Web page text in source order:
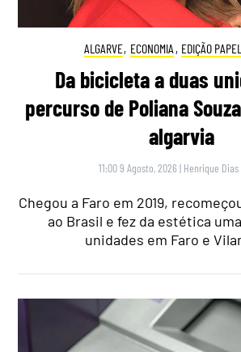
ALGARVE, ECONOMIA , EDIÇÃO PAPEL
Da bicicleta a duas
percurso de Poliana
algarvia
11:00 9 Agosto, 2026 | Henrique
Chegou a Faro em 2019,
ao Brasil e fez da estética
unidades em Faro e